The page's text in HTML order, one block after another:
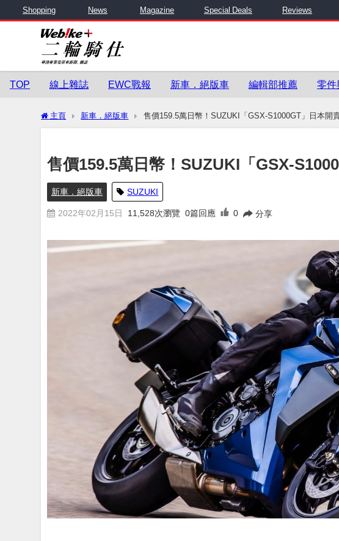
Shopping News Magazine Special Deals Reviews
TOP 線上雜誌 EWC戰報 新車．絕版車 編輯部推薦 零件
主頁 新車．絕版車 售價159.5萬日幣！SUZUKI「GSX-S1000GT」日本開
售價159.5萬日幣！SUZUKI「GSX-
新車．絕版車 SUZUKI
2022年02月15日 11,528次瀏覽 0篇回應 0 分享